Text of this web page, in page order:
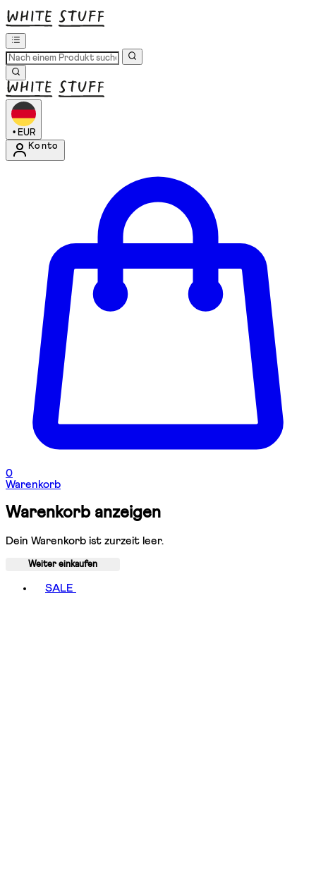
• EUR
Konto
0
Warenkorb
Warenkorb anzeigen
Dein Warenkorb ist zurzeit leer.
Weiter einkaufen
SALE